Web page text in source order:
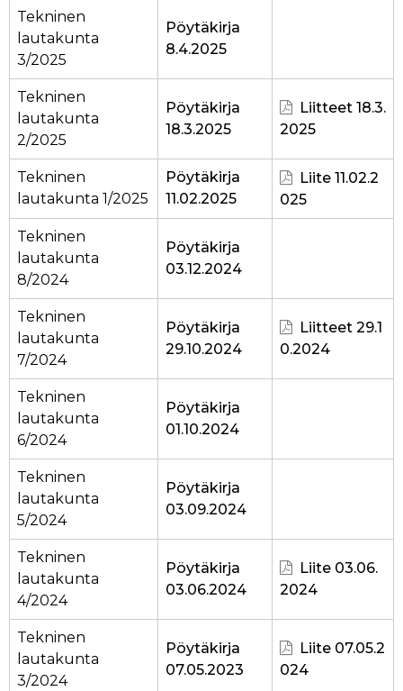
Tekninen
lautakunta
3/2025
Pöytäkirja
8.4.2025
Tekninen
lautakunta
2/2025
Pöytäkirja
18.3.2025
Liitteet 18.3.
2025
Tekninen
lautakunta 1/2025
Pöytäkirja
11.02.2025
Liite 11.02.2
025
Tekninen
lautakunta
8/2024
Pöytäkirja
03.12.2024
Tekninen
lautakunta
7/2024
Pöytäkirja
29.10.2024
Liitteet 29.1
0.2024
Tekninen
lautakunta
6/2024
Pöytäkirja
01.10.2024
Tekninen
lautakunta
5/2024
Pöytäkirja
03.09.2024
Tekninen
lautakunta
4/2024
Pöytäkirja
03.06.2024
Liite 03.06.
2024
Tekninen
lautakunta
3/2024
Pöytäkirja
07.05.2023
Liite 07.05.2
024